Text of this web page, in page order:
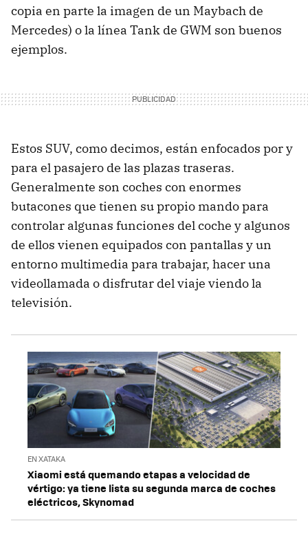
copia en parte la imagen de un Maybach de
Mercedes) o la línea Tank de GWM son buenos
ejemplos.
Estos SUV, como decimos, están enfocados por y
para el pasajero de las plazas traseras.
Generalmente son coches con enormes
butacones que tienen su propio mando para
controlar algunas funciones del coche y algunos
de ellos vienen equipados con pantallas y un
entorno multimedia para trabajar, hacer una
videollamada o disfrutar del viaje viendo la
televisión.
EN XATAKA
Xiaomi está quemando etapas a velocidad de
vértigo: ya tiene lista su segunda marca de coches
eléctricos, Skynomad